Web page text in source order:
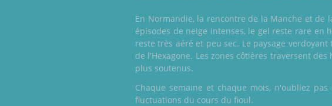
En Normandie, la rencontre de la Manche et
épisodes de neige intenses, le gel reste rare en
reste très aéré et peu sec. Le paysage
de l'Hexagone. Les zones côtières traversent
plus soutenus.
Chaque semaine et chaque mois, n'oubliez
fluctuations du cours du fioul.